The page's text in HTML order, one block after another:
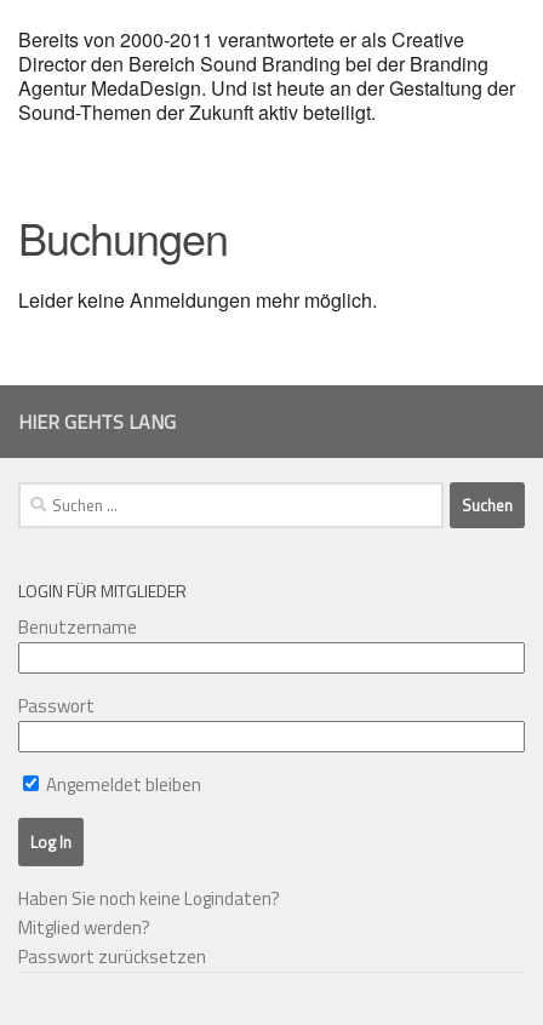
Bereits von 2000-2011 verantwortete er als Creative
Director den Bereich Sound Branding bei der Branding
Agentur MedaDesign. Und ist heute an der Gestaltung der
Sound-Themen der Zukunft aktiv beteiligt.
Buchungen
Leider keine Anmeldungen mehr möglich.
HIER GEHTS LANG
Suchen
nach:
LOGIN FÜR MITGLIEDER
Benutzername
Passwort
Angemeldet bleiben
Haben Sie noch keine Logindaten?
Mitglied werden?
Passwort zurücksetzen